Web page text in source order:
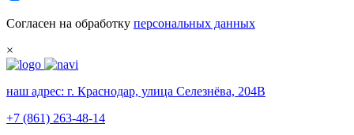
Согласен на обработку персональных данных
×
наш адрес: г. Краснодар, улица Селезнёва, 204В
+7 (861) 263-48-14